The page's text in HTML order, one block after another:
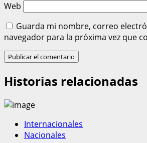
Web
Guarda mi nombre, correo
navegador para la próxima vez que
Historias relacionadas
Internacionales
Nacionales